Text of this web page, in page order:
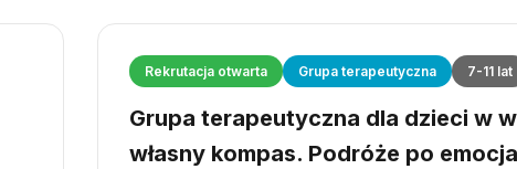
Rekrutacja otwarta Grupa terapeutyczna 7-11 lat
Grupa terapeutyczna dla dzieci w
własny kompas. Podróże po